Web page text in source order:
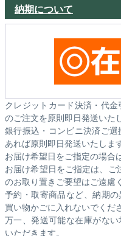
納期について
クレジットカード決済・代
のご注文を原則即日発送いた
銀行振込・コンビニ決済ご
あれば原則即日発送いたしま
お届け希望日をご指定の場合
お届け希望日をご指定は、
のお取り置きご要望はご遠慮
予約・取寄商品など、納期
買い物かごに入れないでくだ
万一、発送可能な在庫がな
いただきます。